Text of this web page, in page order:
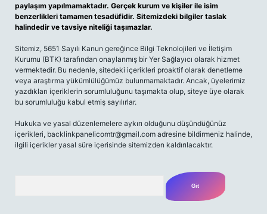
paylaşım yapılmamaktadır. Gerçek kurum ve kişiler ile isim
benzerlikleri tamamen tesadüfidir. Sitemizdeki bilgiler taslak
halindedir ve tavsiye niteliği taşımazlar.
Sitemiz, 5651 Sayılı Kanun gereğince Bilgi Teknolojileri ve İletişim
Kurumu (BTK) tarafından onaylanmış bir Yer Sağlayıcı olarak hizmet
vermektedir. Bu nedenle, sitedeki içerikleri proaktif olarak denetleme
veya araştırma yükümlülüğümüz bulunmamaktadır. Ancak, üyelerimiz
yazdıkları içeriklerin sorumluluğunu taşımakta olup, siteye üye olarak
bu sorumluluğu kabul etmiş sayılırlar.
Hukuka ve yasal düzenlemelere aykırı olduğunu düşündüğünüz
içerikleri, backlinkpanelicomtr@gmail.com adresine bildirmeniz halinde,
ilgili içerikler yasal süre içerisinde sitemizden kaldırılacaktır.